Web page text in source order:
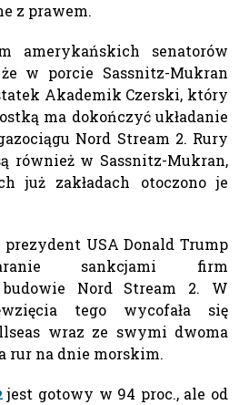
z prawem.
amerykańskich senatorów
że w porcie Sassnitz-Mukran
Akademik Czerski, który
ma dokończyć układanie
Nord Stream 2. Rury
również w Sassnitz-Mukran,
już zakładach otoczono je
prezydent USA Donald Trump
sankcjami firm
Nord Stream 2. W
tego wycofała się
wraz ze swymi dwoma
rur na dnie morskim.
jest gotowy w 94 proc., ale od